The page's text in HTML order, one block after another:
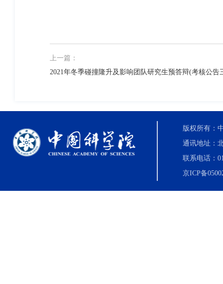
上一篇：
2021年冬季碰撞隆升及影响团队研究生预答辩(考核公告
版权所有：
通讯地址：
联系电话：
京ICP备